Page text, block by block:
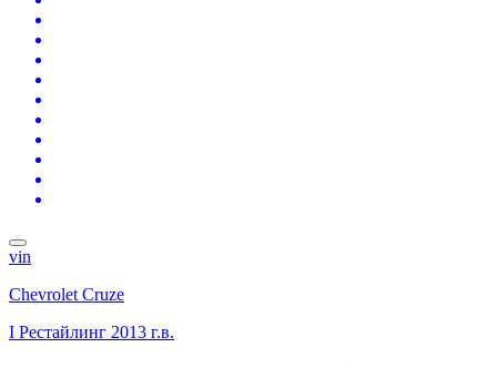
vin
Chevrolet Cruze
I Рестайлинг 2013 г.в.